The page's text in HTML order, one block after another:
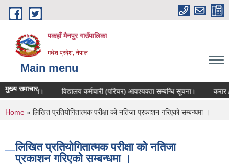
Skip to main content
पकहाँ मैनपुर गाउँपालिका
मधेश प्रदेश, नेपाल
Main menu
मुख्य समाचार
सूचना। विद्यालय कर्मचारी (परिचर) आवश्यक्ता सम्बन्धि सूचना। करार /
You are here
Home » लिखित प्रतियोगितात्मक परीक्षा को नतिजा प्रकाशन गरिएको सम्बन्धमा ।
लिखित प्रतियोगितात्मक परीक्षा को नतिजा
प्रकाशन गरिएको सम्बन्धमा ।